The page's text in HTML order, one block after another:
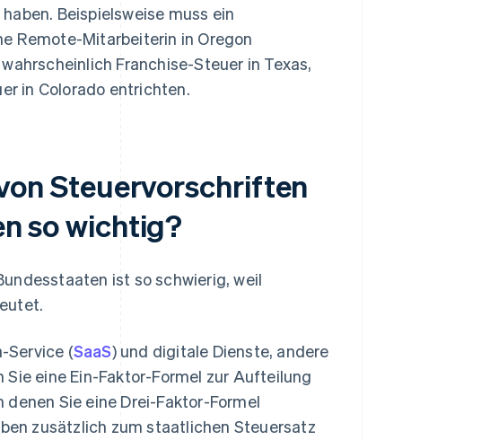
Beispielsweise muss ein
Remote-Mitarbeiterin in Oregon
Franchise-Steuer in Texas,
in Colorado entrichten.
Steuervorschriften
so wichtig?
ist so schwierig, weil
Service (SaaS) und digitale Dienste, andere
eine Ein-Faktor-Formel zur Aufteilung
Sie eine Drei-Faktor-Formel
zusätzlich zum staatlichen Steuersatz